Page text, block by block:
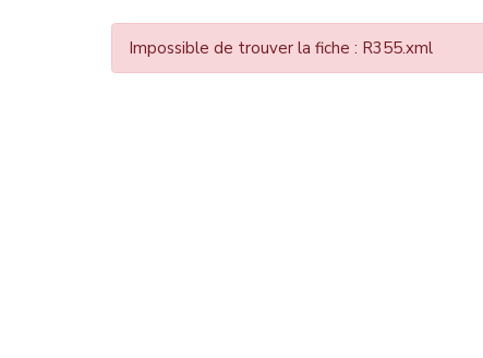
Impossible de trouver la fiche : R355.xml